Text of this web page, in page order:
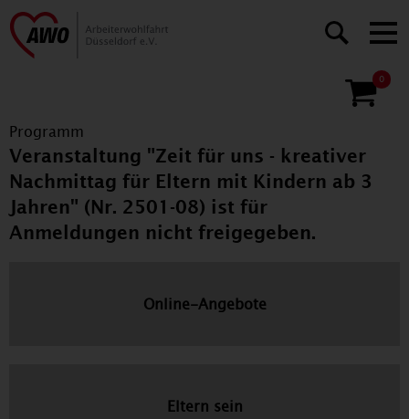
0
Programm
Veranstaltung "Zeit für uns - kreativer
Nachmittag für Eltern mit Kindern ab 3
Jahren" (Nr. 2501-08) ist für
Anmeldungen nicht freigegeben.
Online-Angebote
Eltern sein